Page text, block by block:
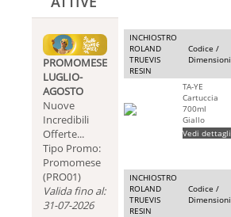
PROMOMESE
LUGLIO-
AGOSTO
Nuove
Incredibili
Offerte...
Tipo Promo:
Promomese
(PRO01)
Valida fino al:
31-07-2026
INCHIOSTRO
ROLAND
TRUEVIS
RESIN
Codice /
Dimensioni
TA-YE
Cartuccia
700ml
Giallo
Vedi dettagli
INCHIOSTRO
ROLAND
TRUEVIS
RESIN
Codice /
Dimensioni